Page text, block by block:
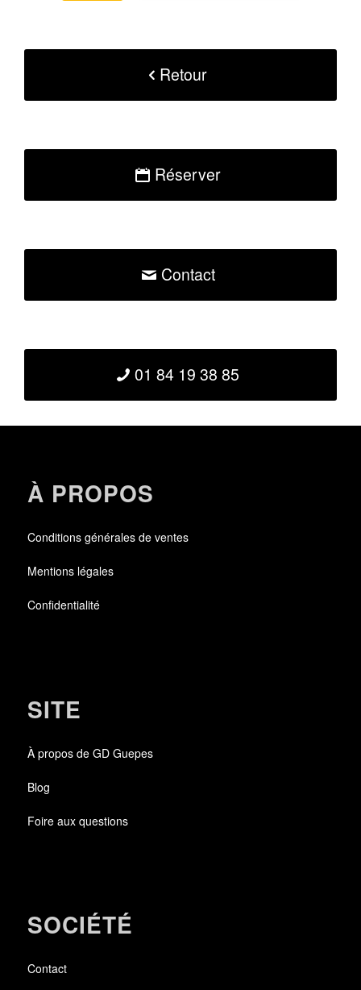
Retour
Réserver
Contact
01 84 19 38 85
À PROPOS
Conditions générales de ventes
Mentions légales
Confidentialité
SITE
À propos de GD Guepes
Blog
Foire aux questions
SOCIÉTÉ
Contact